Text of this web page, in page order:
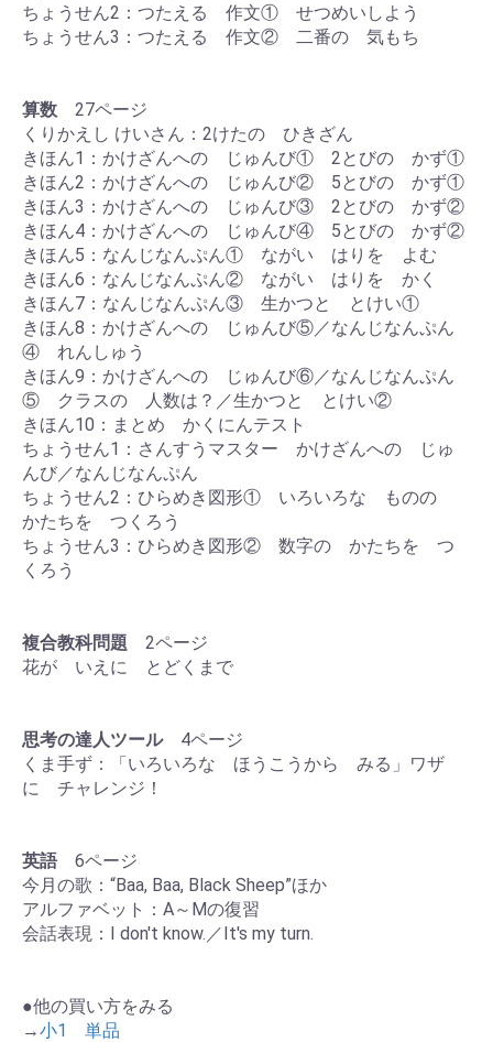
ちょうせん2：つたえる 作文① せつめいしよう
ちょうせん3：つたえる 作文② 二番の 気もち
算数 27ページ
くりかえし けいさん：2けたの ひきざん
きほん1：かけざんへの じゅんび① 2とびの かず①
きほん2：かけざんへの じゅんび② 5とびの かず①
きほん3：かけざんへの じゅんび③ 2とびの かず②
きほん4：かけざんへの じゅんび④ 5とびの かず②
きほん5：なんじなんぷん① ながい はりを よむ
きほん6：なんじなんぷん② ながい はりを かく
きほん7：なんじなんぷん③ 生かつと とけい①
きほん8：かけざんへの じゅんび⑤／なんじなんぷん
④ れんしゅう
きほん9：かけざんへの じゅんび⑥／なんじなんぷん
⑤ クラスの 人数は？／生かつと とけい②
きほん10：まとめ かくにんテスト
ちょうせん1：さんすうマスター かけざんへの じゅ
んび／なんじなんぷん
ちょうせん2：ひらめき図形① いろいろな ものの
かたちを つくろう
ちょうせん3：ひらめき図形② 数字の かたちを つ
くろう
複合教科問題 2ページ
花が いえに とどくまで
思考の達人ツール4ページ
くま手ず：「いろいろな ほうこうから みる」ワザ
に チャレンジ！
英語6ページ
今月の歌：“Baa, Baa, Black Sheep”ほか
アルファベット：A～Mの復習
会話表現：I don't know.／It's my turn.
●他の買い方をみる
→小1 単品